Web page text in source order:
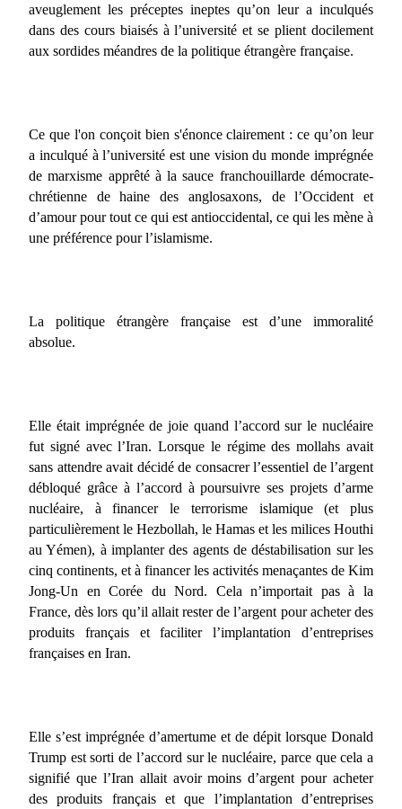
aveuglement les préceptes ineptes qu’on leur a inculqués
dans des cours biaisés à l’université et se plient docilement
aux sordides méandres de la politique étrangère française.
Ce que l'on conçoit bien s'énonce clairement : ce qu’on leur
a inculqué à l’université est une vision du monde imprégnée
de marxisme apprêté à la sauce franchouillarde démocrate-
chrétienne de haine des anglosaxons, de l’Occident et
d’amour pour tout ce qui est antioccidental, ce qui les mène à
une préférence pour l’islamisme.
La politique étrangère française est d’une immoralité
absolue.
Elle était imprégnée de joie quand l’accord sur le nucléaire
fut signé avec l’Iran. Lorsque le régime des mollahs avait
sans attendre avait décidé de consacrer l’essentiel de l’argent
débloqué grâce à l’accord à poursuivre ses projets d’arme
nucléaire, à financer le terrorisme islamique (et plus
particulièrement le Hezbollah, le Hamas et les milices Houthi
au Yémen), à implanter des agents de déstabilisation sur les
cinq continents, et à financer les activités menaçantes de Kim
Jong-Un en Corée du Nord. Cela n’importait pas à la
France, dès lors qu’il allait rester de l’argent pour acheter des
produits français et faciliter l’implantation d’entreprises
françaises en Iran.
Elle s’est imprégnée d’amertume et de dépit lorsque Donald
Trump est sorti de l’accord sur le nucléaire, parce que cela a
signifié que l’Iran allait avoir moins d’argent pour acheter
des produits français et que l’implantation d’entreprises